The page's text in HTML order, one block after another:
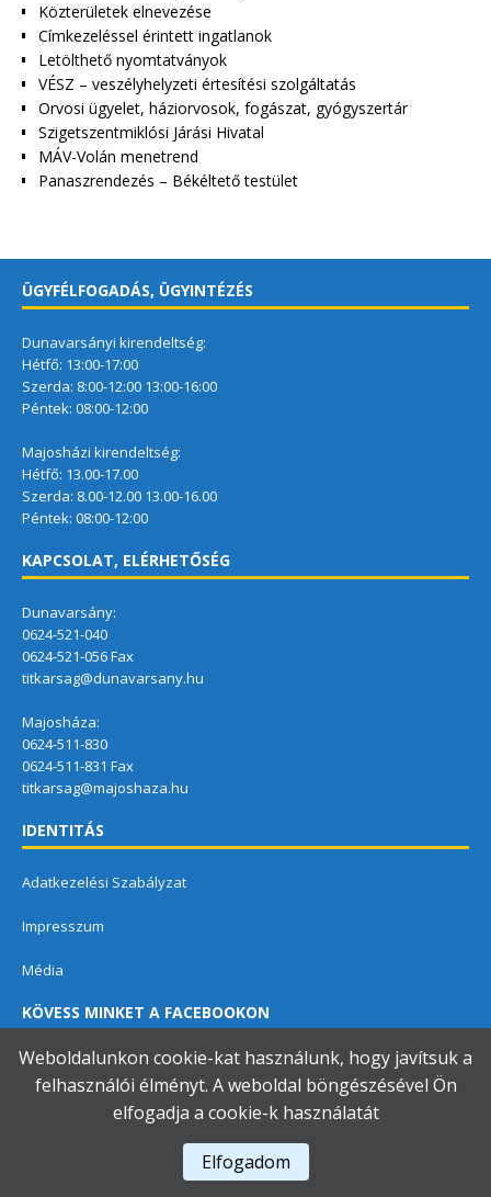
Közterületek elnevezése
Címkezeléssel érintett ingatlanok
Letölthető nyomtatványok
VÉSZ – veszélyhelyzeti értesítési szolgáltatás
Orvosi ügyelet, háziorvosok, fogászat, gyógyszertár
Szigetszentmiklósi Járási Hivatal
MÁV-Volán menetrend
Panaszrendezés – Békéltető testület
ÜGYFÉLFOGADÁS, ÜGYINTÉZÉS
Dunavarsányi kirendeltség:
Hétfő: 13:00-17:00
Szerda: 8:00-12:00 13:00-16:00
Péntek: 08:00-12:00
Majosházi kirendeltség:
Hétfő: 13.00-17.00
Szerda: 8.00-12.00 13.00-16.00
Péntek: 08:00-12:00
KAPCSOLAT, ELÉRHETŐSÉG
Dunavarsány:
0624-521-040
0624-521-056 Fax
titkarsag@dunavarsany.hu
Majosháza:
0624-511-830
0624-511-831 Fax
titkarsag@majoshaza.hu
IDENTITÁS
Adatkezelési Szabályzat
Impresszum
Média
KÖVESS MINKET A FACEBOOKON
Dunavarsányi Közös Önkormányzati Hivatal
Weboldalunkon cookie-kat használunk, hogy javítsuk a
felhasználói élményt. A weboldal böngészésével Ön
elfogadja a cookie-k használatát
Elfogadom